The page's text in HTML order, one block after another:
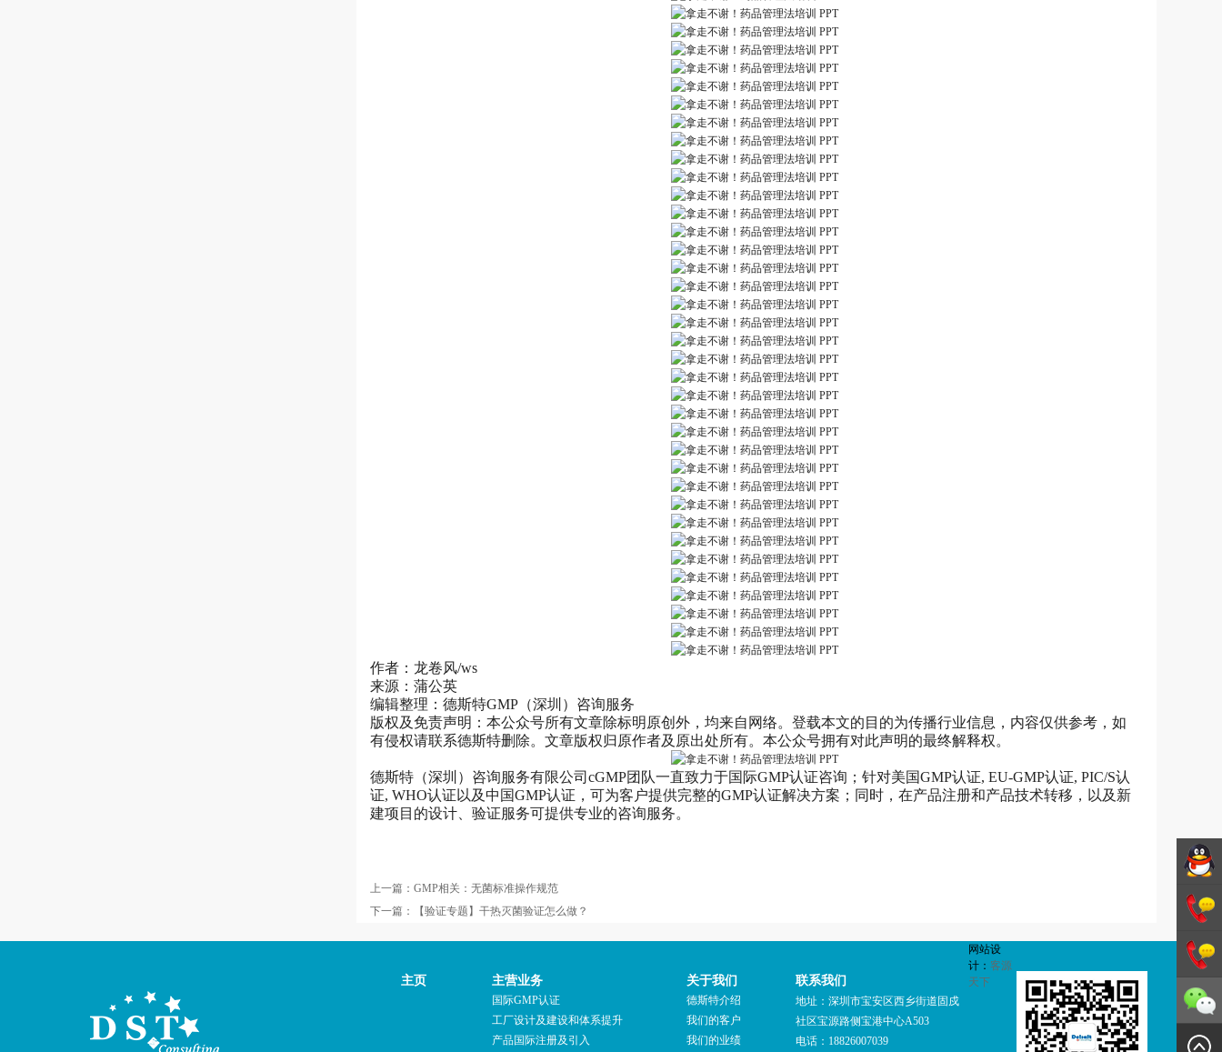
作者：龙卷风/ws
来源：蒲公英
编辑整理：德斯特GMP（深圳）咨询服务
版权及免责声明：本公众号所有文章除标明原创外，均来自网络。登载本文的目的为传播行业信息，内容仅供参考，如
有侵权请联系德斯特删除。文章版权归原作者及原出处所有。本公众号拥有对此声明的最终解释权。
德斯特（深圳）咨询服务有限公司cGMP团队一直致力于国际GMP认证咨询；针对美国GMP认证, EU-GMP认证, PIC/S认
证, WHO认证以及中国GMP认证，可为客户提供完整的GMP认证解决方案；同时，在产品注册和产品技术转移，以及新
建项目的设计、验证服务可提供专业的咨询服务。
上一篇： GMP相关：无菌标准操作规范
下一篇：
【验证专题】干热灭菌验证怎么做？
主页 主营业务
国际GMP认证
工厂设计及建设和体系提升
产品国际注册及引入
关于我们
德斯特介绍
我们的客户
我们的业绩
联系我们
地址：深圳市宝安区西乡街道固戍
社区宝源路侧宝港中心A503
电话：18826007039
网站设
计： 客源
天下
德斯特
GMP咨
询